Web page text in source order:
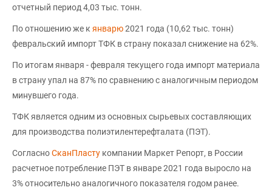
отчетный период 4,03 тыс. тонн.
По отношению же к январю2021 года (10,62 тыс. тонн)
февральский импорт ТФК в страну показал снижение на 62%.
По итогам января - февраля текущего года импорт материала
в страну упал на 87% по сравнению с аналогичным периодом
минувшего года.
ТФК является одним из основных сырьевых составляющих
для производства полиэтилентерефталата (ПЭТ).
СогласноСканПласту компании Маркет Репорт, в России
расчетное потребление ПЭТ в январе 2021 года выросло на
3% относительно аналогичного показателя годом ранее.